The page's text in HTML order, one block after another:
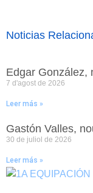
Noticias
Edgar González,
7 d'agost de 2026
Leer más »
Gastón Valles,
30 de juliol de 2026
Leer más »